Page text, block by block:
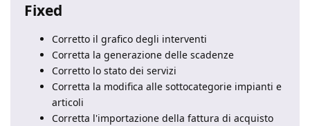
Fixed
Corretto il grafico degli interventi
Corretta la generazione delle scadenze
Corretto lo stato dei servizi
Corretta la modifica alle sottocategorie impianti e
articoli
Corretta l'importazione della fattura di acquisto